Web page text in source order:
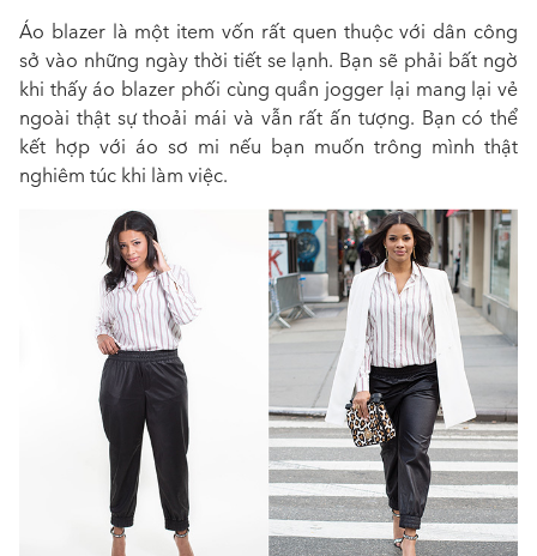
Áo blazer là một item vốn rất quen thuộc với dân công
sở vào những ngày thời tiết se lạnh. Bạn sẽ phải bất ngờ
khi thấy áo blazer phối cùng quần jogger lại mang lại vẻ
ngoài thật sự thoải mái và vẫn rất ấn tượng. Bạn có thể
kết hợp với áo sơ mi nếu bạn muốn trông mình thật
nghiêm túc khi làm việc.